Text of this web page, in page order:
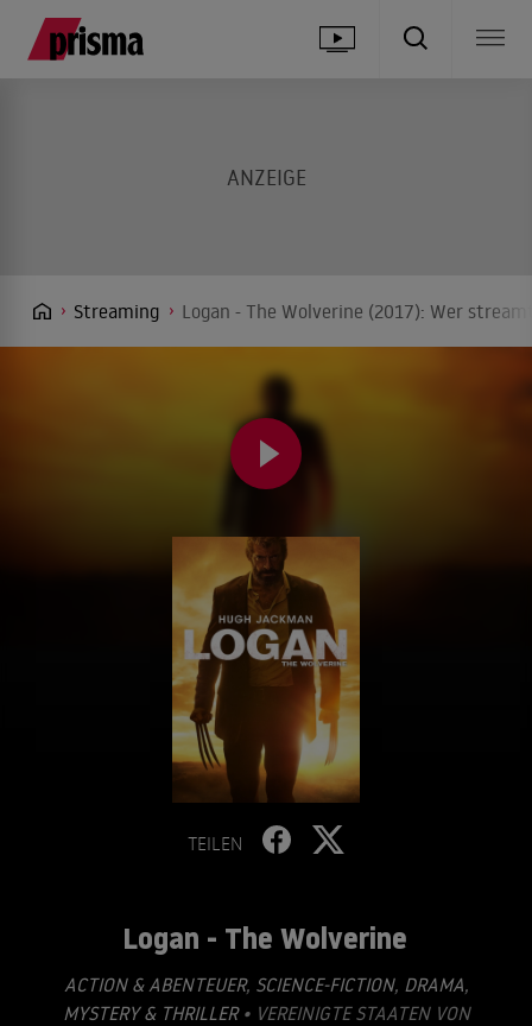
Streaming Logan - The Wolverine (2017): Wer
TEILEN
Logan - The Wolverine
ACTION & ABENTEUER, SCIENCE-FICTION, DRAMA,
MYSTERY & THRILLER• VEREINIGTE STAATEN VON